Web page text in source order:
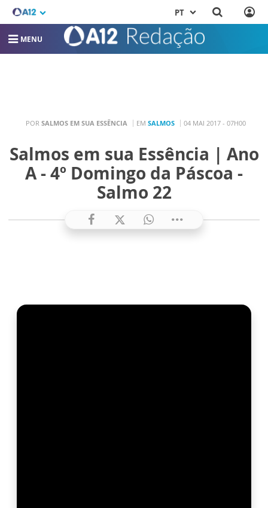
PT
MENU
POR SALMOS EM SUA ESSÊNCIA EM SALMOS 04 MAI 2017 - 07H00
Salmos em sua Essência | Ano
A - 4º Domingo da Páscoa -
Salmo 22